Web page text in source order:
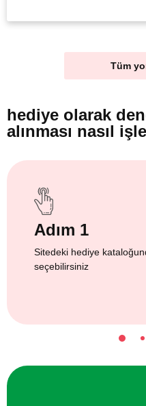
Tüm
hediye olarak
alınması nasıl
Adım 1
Sitedeki hediye
seçebilirsiniz